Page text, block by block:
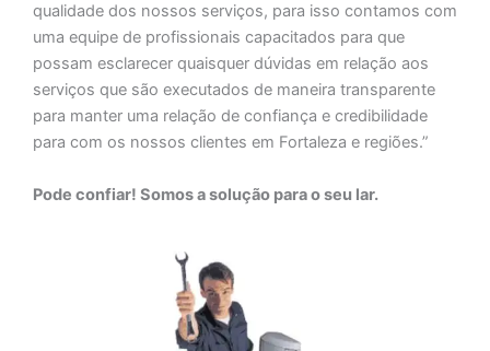
qualidade dos nossos serviços, para isso contamos com
uma equipe de profissionais capacitados para que
possam esclarecer quaisquer dúvidas em relação aos
serviços que são executados de maneira transparente
para manter uma relação de confiança e credibilidade
para com os nossos clientes em Fortaleza e regiões.”
Pode confiar! Somos a solução para o seu lar.